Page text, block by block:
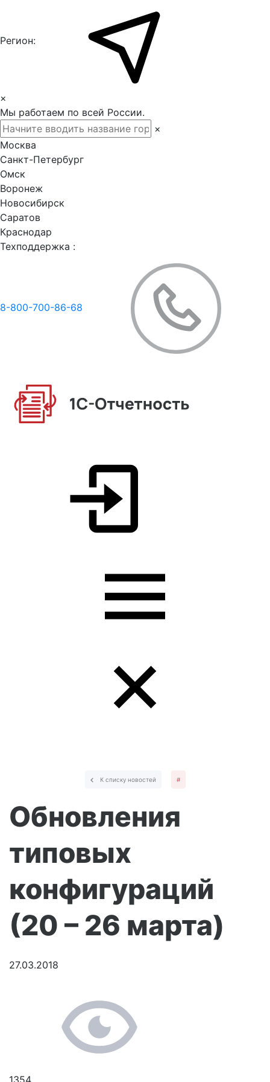
Регион:
×
Мы работаем по всей России.
×
Москва
Санкт-Петербург
Омск
Воронеж
Новосибирск
Саратов
Краснодар
Техподдержка :
8-800-700-86-68
К списку новостей #
Обновления
типовых
конфигураций
(20 – 26 марта)
27.03.2018
1354